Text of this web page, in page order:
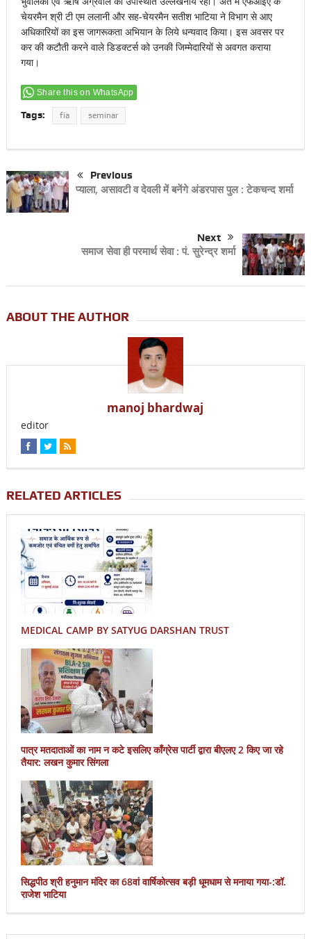
चेयरमैन श्री टी एम ललानी और सह-चेयरमैन सतीश भाटिया ने विभाग से आए
अधिकारियों का इस जागरूकता अभियान के लिये धन्यवाद किया। इस अवसर पर
कर की कटौती करने वाले डिडक्टर्स को उनकी जिम्मेदारियों से अवगत कराया
गया।
Share this on WhatsApp
Tags: fia seminar
Previous
प्याला, असावटी व देवली में बनेंगे अंडरपास पुल : टेकचन्द शर्मा
Next
समाज सेवा ही परमार्थ सेवा : पं. सुरेन्द्र शर्मा
ABOUT THE AUTHOR
manoj bhardwaj
editor
RELATED ARTICLES
MEDICAL CAMP BY SATYUG DARSHAN TRUST
पात्र मतदाताओं का नाम न कटे इसलिए काँग्रेस पार्टी द्वारा बीएलए 2 किए जा रहे
तैयार: लखन कुमार सिंगला
सिद्धपीठ श्री हनुमान मंदिर का 68वां वार्षिकोत्सव बड़ी धूमधाम से मनाया गया-:डॉ.
राजेश भाटिया